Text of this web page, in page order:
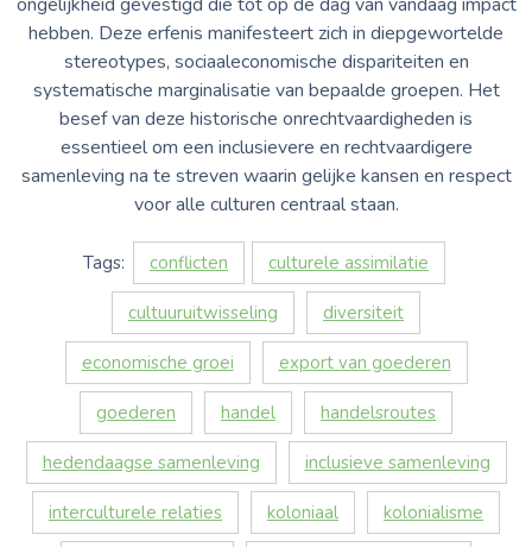
hebben. Deze erfenis manifesteert zich in diepgewortelde
stereotypes, sociaaleconomische dispariteiten en
systematische marginalisatie van bepaalde groepen. Het
besef van deze historische onrechtvaardigheden is
essentieel om een inclusievere en rechtvaardigere
samenleving na te streven waarin gelijke kansen en respect
voor alle culturen centraal staan.
Tags: conflicten culturele assimilatie
cultuuruitwisseling diversiteit
economische groei export van goederen
goederen handel handelsroutes
hedendaagse samenleving inclusieve samenleving
interculturele relaties koloniaal kolonialisme